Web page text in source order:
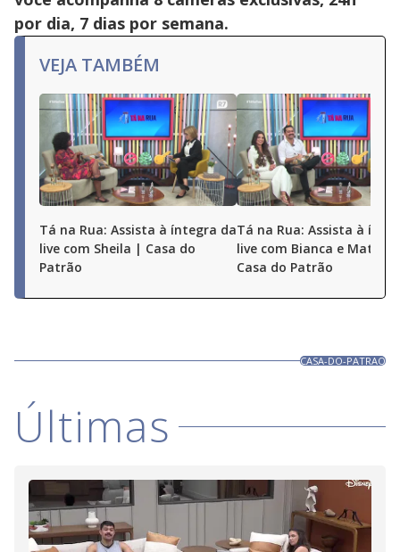
por dia, 7 dias por semana.
VEJA TAMBÉM
Tá na Rua: Assista à íntegra da
live com Sheila | Casa do
Patrão
Tá na Rua: Assista à
live com Bianca e
Casa do Patrão
CASA-DO-PATRAO
Últimas